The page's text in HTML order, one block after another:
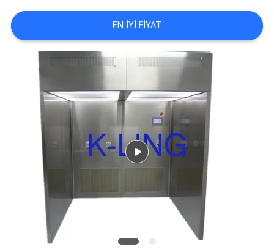
SITE
HARITASI
GIZLILIK
POLITIKASI
EN IYI FIYAT